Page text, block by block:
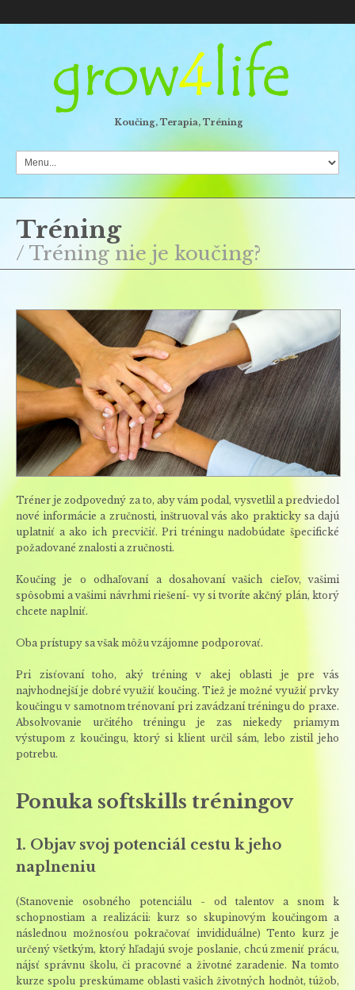
Koučing, Terapia, Tréning
Tréning
/ Tréning nie je koučing?
Tréner je zodpovedný za to, aby vám podal, vysvetlil a predviedol
nové informácie a zručnosti, inštruoval vás ako prakticky sa dajú
uplatniť a ako ich precvičiť. Pri tréningu nadobúdate špecifické
požadované znalosti a zručnosti.
Koučing je o odhaľovaní a dosahovaní vašich cieľov, vašimi
spôsobmi a vašimi návrhmi riešení- vy si tvoríte akčný plán, ktorý
chcete naplniť.
Oba prístupy sa však môžu vzájomne podporovať.
Pri zisťovaní toho, aký tréning v akej oblasti je pre vás
najvhodnejší je dobré využiť koučing. Tiež je možné využiť prvky
koučingu v samotnom trénovaní pri zavádzaní tréningu do praxe.
Absolvovanie určitého tréningu je zas niekedy priamym
výstupom z koučingu, ktorý si klient určil sám, lebo zistil jeho
potrebu.
Ponuka softskills tréningov
1. Objav svoj potenciál cestu k jeho
naplneniu
(Stanovenie osobného potenciálu - od talentov a snom k
schopnostiam a realizácii: kurz so skupinovým koučingom a
následnou možnosťou pokračovať invididuálne) Tento kurz je
určený všetkým, ktorý hľadajú svoje poslanie, chcú zmeniť prácu,
nájsť správnu školu, či pracovné a životné zaradenie. Na tomto
kurze spolu preskúmame oblasti vašich životných hodnôt, túžob,